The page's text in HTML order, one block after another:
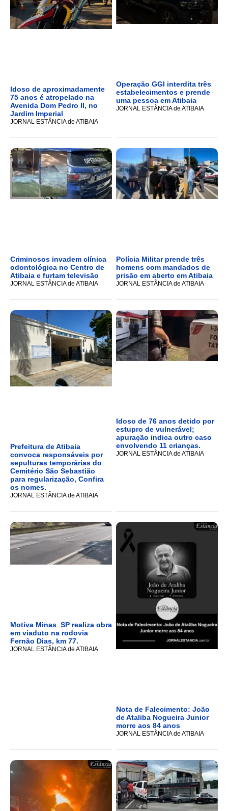
Idoso de aproximadamente
75 anos é atropelado na
Avenida Dom Pedro II, no
Jardim Imperial
JORNAL ESTÂNCIA de ATIBAIA
Operação GGI interdita três
estabelecimentos e prende
uma pessoa em Atibaia
JORNAL ESTÂNCIA de ATIBAIA
Criminosos invadem clínica
odontológica no Centro de
Atibaia e furtam televisão
JORNAL ESTÂNCIA de ATIBAIA
Polícia Militar prende três
homens com mandados de
prisão em aberto em Atibaia
JORNAL ESTÂNCIA de ATIBAIA
Prefeitura de Atibaia
convoca responsáveis por
sepulturas temporárias do
Cemitério São Sebastião
para regularização, Confira
os nomes.
JORNAL ESTÂNCIA de ATIBAIA
Idoso de 76 anos detido por
estupro de vulnerável;
apuração indica outro caso
envolvendo 11 crianças.
JORNAL ESTÂNCIA de ATIBAIA
Motiva Minas_SP realiza obra
em viaduto na rodovia
Fernão Dias, km 77.
JORNAL ESTÂNCIA de ATIBAIA
Nota de Falecimento: João
de Ataliba Nogueira Junior
morre aos 84 anos
JORNAL ESTÂNCIA de ATIBAIA